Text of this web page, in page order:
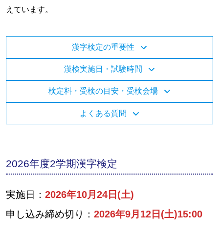
えています。
漢字検定の重要性
漢検実施日・試験時間
検定料・受検の目安・受検会場
よくある質問
2026年度2学期漢字検定
実施日： 2026年10月24日(土)
申し込み締め切り： 2026年9月12日(土)15:00